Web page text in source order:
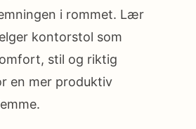
i rommet. Lær
kontorstol som
stil og riktig
en mer produktiv